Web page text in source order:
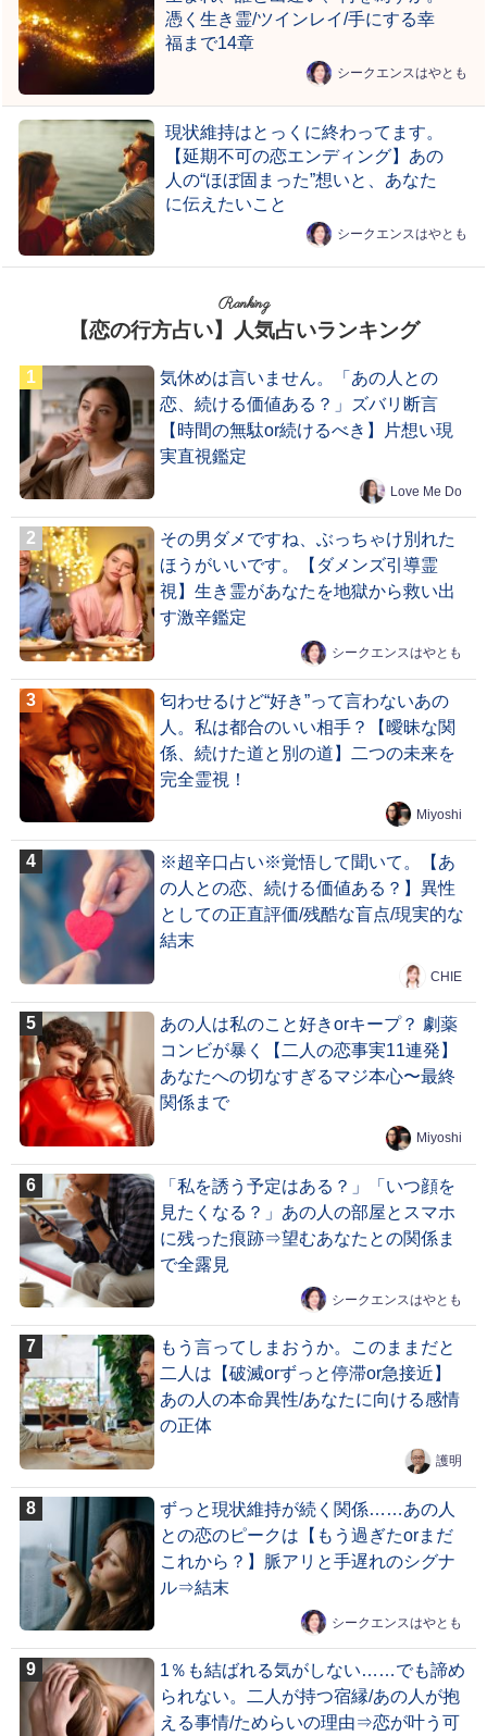
憑く生き霊/ツインレイ/手にする幸
福まで14章
シークエンスはやとも
現状維持はとっくに終わってます。
【延期不可の恋エンディング】あの
人の“ほぼ固まった”想いと、あなた
に伝えたいこと
シークエンスはやとも
Ranking
【恋の行方占い】人気占いランキング
気休めは言いません。「あの人との
恋、続ける価値ある？」ズバリ断言
【時間の無駄or続けるべき】片想い現
実直視鑑定
Love Me Do
その男ダメですね、ぶっちゃけ別れた
ほうがいいです。【ダメンズ引導霊
視】生き霊があなたを地獄から救い出
す激辛鑑定
シークエンスはやとも
匂わせるけど“好き”って言わないあの
人。私は都合のいい相手？【曖昧な関
係、続けた道と別の道】二つの未来を
完全霊視！
Miyoshi
※超辛口占い※覚悟して聞いて。【あ
の人との恋、続ける価値ある？】異性
としての正直評価/残酷な盲点/現実的な
結末
CHIE
あの人は私のこと好きorキープ？ 劇薬
コンビが暴く【二人の恋事実11連発】
あなたへの切なすぎるマジ本心〜最終
関係まで
Miyoshi
「私を誘う予定はある？」「いつ顔を
見たくなる？」あの人の部屋とスマホ
に残った痕跡⇒望むあなたとの関係ま
で全露見
シークエンスはやとも
もう言ってしまおうか。このままだと
二人は【破滅orずっと停滞or急接近】
あの人の本命異性/あなたに向ける感情
の正体
護明
ずっと現状維持が続く関係……あの人
との恋のピークは【もう過ぎたorまだ
これから？】脈アリと手遅れのシグナ
ル⇒結末
シークエンスはやとも
1％も結ばれる気がしない……でも諦め
られない。二人が持つ宿縁/あの人が抱
える事情/ためらいの理由⇒恋が叶う可